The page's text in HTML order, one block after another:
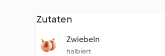
Zutaten
Zwiebeln
halbiert